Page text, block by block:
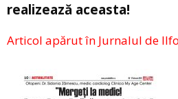
realizează aceasta!
Articol apărut în Jurnalul de